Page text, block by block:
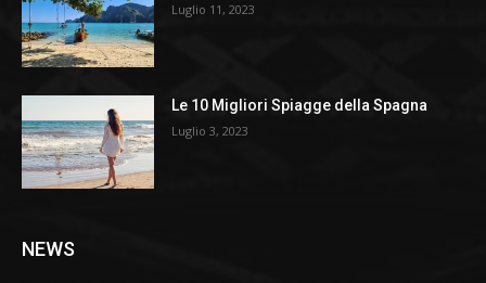
Luglio 11, 2023
Le 10 Migliori Spiagge della Spagna
Luglio 3, 2023
NEWS